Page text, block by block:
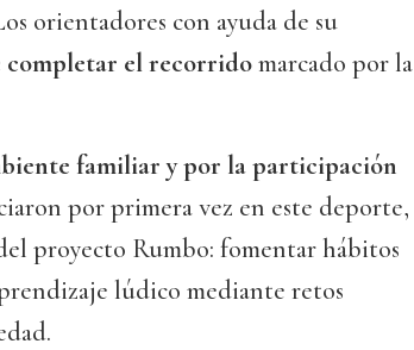
orientadores con ayuda de su
completar el recorridomarcado por la
familiar y por la participación
por primera vez en este deporte,
proyecto Rumbo: fomentar hábitos
lúdico mediante retos